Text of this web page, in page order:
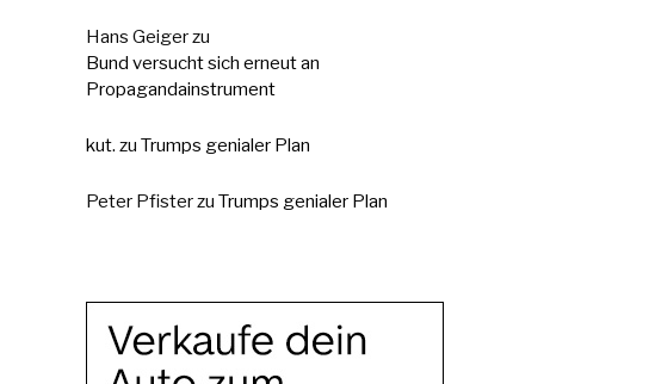
Hans Geigerzu
Bund versucht sich erneut an
Propagandainstrument
kut. zu Trumps genialer Plan
Peter Pfisterzu Trumps genialer Plan